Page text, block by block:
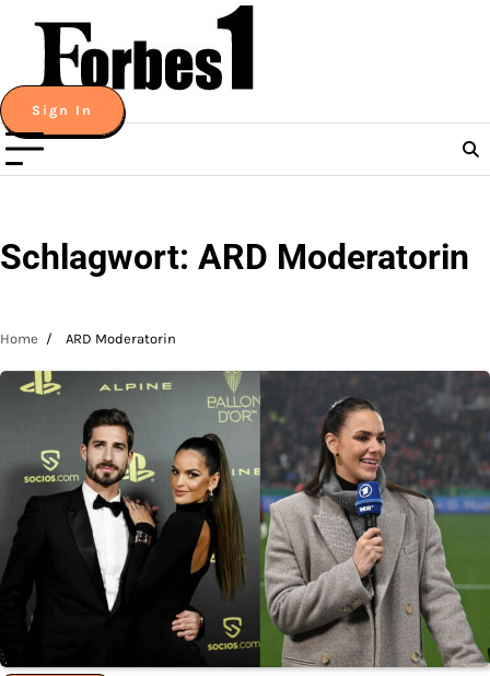
content
Sign In
Schlagwort: ARD Moderatorin
Home ARD Moderatorin